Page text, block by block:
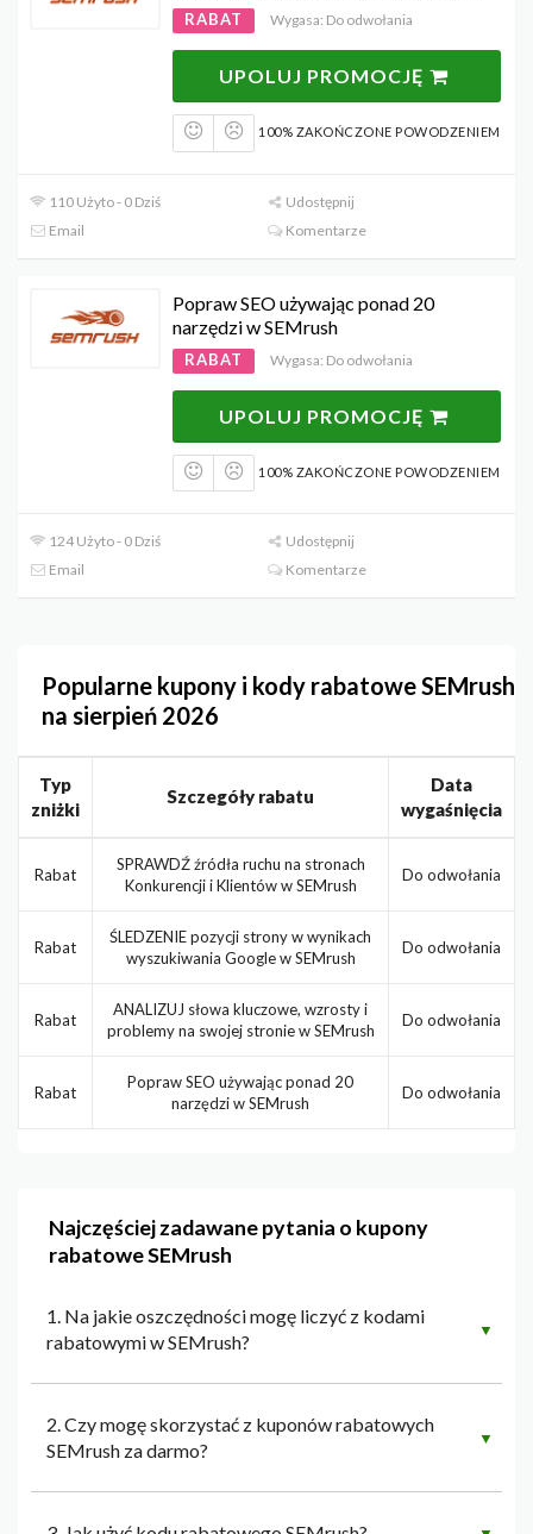
RABAT Wygasa: Do odwołania
UPOLUJ PROMOCJĘ
100% ZAKOŃCZONE POWODZENIEM
110 Użyto - 0 Dziś
Udostępnij
Email
Komentarze
Popraw SEO używając ponad 20
narzędzi w SEMrush
RABAT Wygasa: Do odwołania
UPOLUJ PROMOCJĘ
100% ZAKOŃCZONE POWODZENIEM
124 Użyto - 0 Dziś
Udostępnij
Email
Komentarze
Popularne kupony i kody rabatowe SEMrush
na sierpień 2026
Typ
zniżki
Szczegóły rabatu
Data
wygaśnięcia
Rabat
SPRAWDŹ źródła ruchu na stronach
Konkurencji i Klientów w SEMrush
Do odwołania
Rabat
ŚLEDZENIE pozycji strony w wynikach
wyszukiwania Google w SEMrush
Do odwołania
Rabat
ANALIZUJ słowa kluczowe, wzrosty i
problemy na swojej stronie w SEMrush
Do odwołania
Rabat
Popraw SEO używając ponad 20
narzędzi w SEMrush
Do odwołania
Najczęściej zadawane pytania o kupony
rabatowe SEMrush
1. Na jakie oszczędności mogę liczyć z kodami
rabatowymi w SEMrush?
▼
2. Czy mogę skorzystać z kuponów rabatowych
SEMrush za darmo?
▼